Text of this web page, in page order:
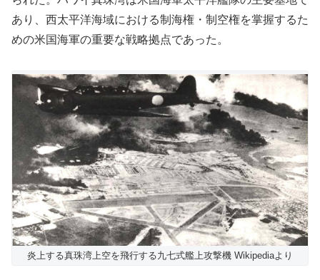
あり、西太平洋海域における制海権・制空権を掌握するた
めの米国海軍の重要な戦略拠点であった。
炎上する真珠湾上空を飛行する九七式艦上攻撃機 Wikipediaより